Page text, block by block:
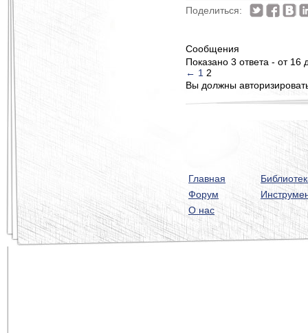
Поделиться:
Сообщения
Показано 3 ответа - от 16
← 1 2
Вы должны
Главная
Форум
О нас